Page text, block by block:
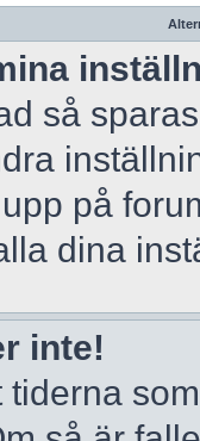
så
på
dina
inte!
tiderna